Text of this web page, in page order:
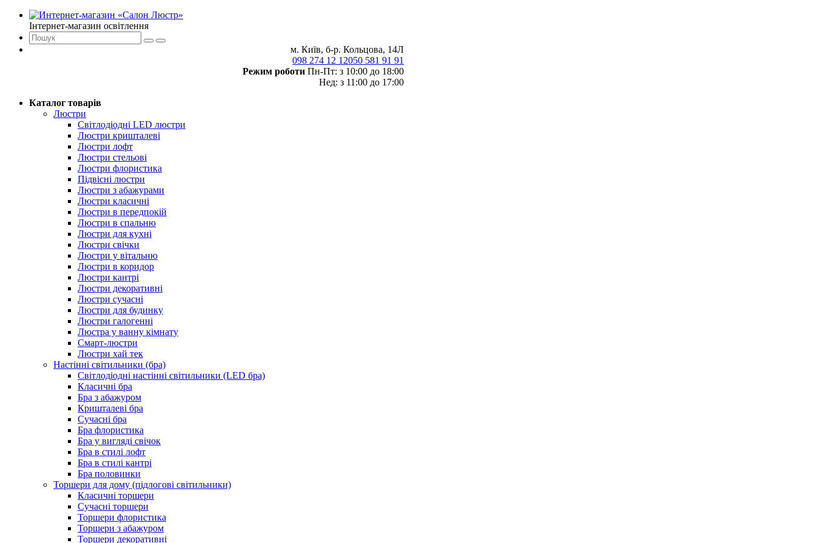
Інтернет-магазин освітлення
м. Київ, б-р. Кольцова, 14Л
098 274 12 12050 581 91 91
Режим роботи Пн-Пт: з 10:00 до 18:00
Нед: з 11:00 до 17:00
Каталог товарів
Люстри
Світлодіодні LED люстри
Люстри кришталеві
Люстри лофт
Люстри стельові
Люстри флористика
Підвісні люстри
Люстри з абажурами
Люстри класичні
Люстри в передпокій
Люстри в спальню
Люстри для кухні
Люстри свічки
Люстри у вітальню
Люстри в коридор
Люстри кантрі
Люстри декоративні
Люстри сучасні
Люстри для будинку
Люстри галогенні
Люстра у ванну кімнату
Смарт-люстри
Люстри хай тек
Настінні світильники (бра)
Світлодіодні настінні світильники (LED бра)
Класичні бра
Бра з абажуром
Кришталеві бра
Сучасні бра
Бра флористика
Бра у вигляді свічок
Бра в стилі лофт
Бра в стилі кантрі
Бра половинки
Торшери для дому (підлогові світильники)
Класичні торшери
Сучасні торшери
Торшери флористика
Торшери з абажуром
Торшери декоративні